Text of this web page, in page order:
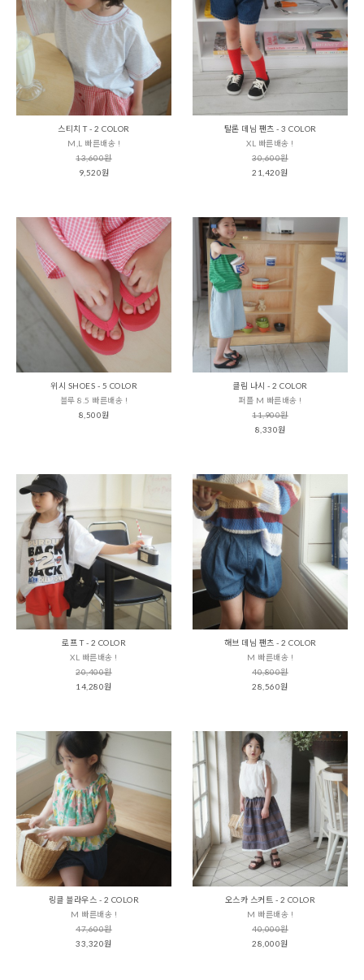
스티치 T - 2 COLOR
M,L 빠른배송 !
13,600원
9,520원
탈론 데님 팬츠 - 3 COLOR
XL 빠른배송 !
30,600원
21,420원
위시 SHOES - 5 COLOR
블루 8.5 빠른배송 !
8,500원
클림 나시 - 2 COLOR
퍼플 M 빠른배송 !
11,900원
8,330원
로프 T - 2 COLOR
XL 빠른배송 !
20,400원
14,280원
해브 데님 팬츠 - 2 COLOR
M 빠른배송 !
40,800원
28,560원
링클 블라우스 - 2 COLOR
M 빠른배송 !
47,600원
33,320원
오스카 스커트 - 2 COLOR
M 빠른배송 !
40,000원
28,000원